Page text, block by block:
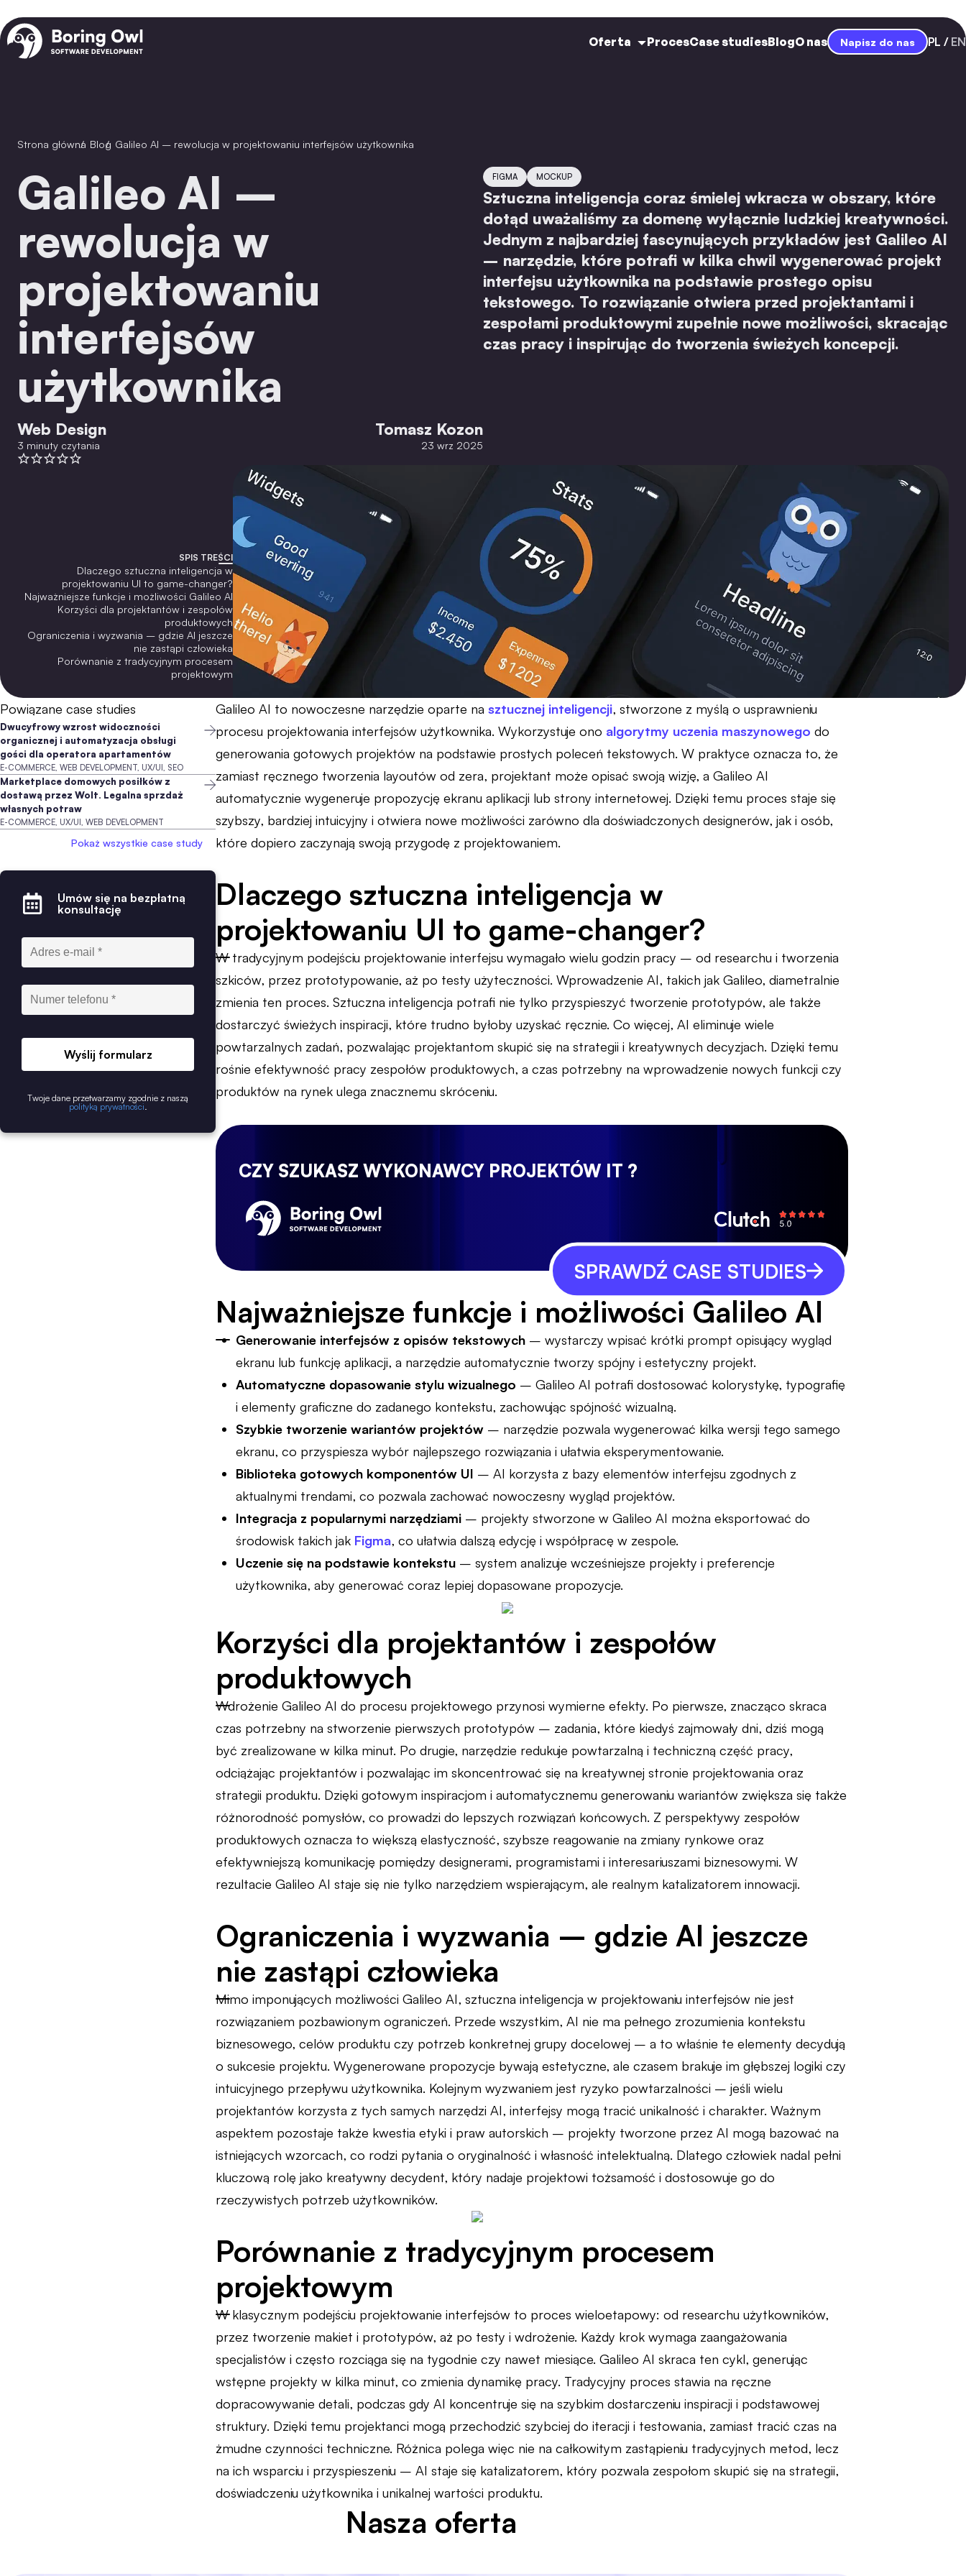
Oferta ProcesCase studiesBlogO nas Napisz do nas PL EN
Strona główna
/ Blog
/ Galileo AI – rewolucja w projektowaniu interfejsów użytkownika
Galileo AI –
rewolucja w
projektowaniu
interfejsów
użytkownika
Web Design
3 minuty czytania
Tomasz Kozon
23 wrz 2025
FIGMA MOCKUP
Sztuczna inteligencja coraz śmielej wkracza w obszary, które
dotąd uważaliśmy za domenę wyłącznie ludzkiej kreatywności.
Jednym z najbardziej fascynujących przykładów jest Galileo AI
– narzędzie, które potrafi w kilka chwil wygenerować projekt
interfejsu użytkownika na podstawie prostego opisu
tekstowego. To rozwiązanie otwiera przed projektantami i
zespołami produktowymi zupełnie nowe możliwości, skracając
czas pracy i inspirując do tworzenia świeżych koncepcji.
SPIS TREŚCI
Dlaczego sztuczna inteligencja w
projektowaniu UI to game-changer?
Najważniejsze funkcje i możliwości Galileo AI
Korzyści dla projektantów i zespołów
produktowych
Ograniczenia i wyzwania – gdzie AI jeszcze
nie zastąpi człowieka
Porównanie z tradycyjnym procesem
projektowym
Powiązane case studies
Dwucyfrowy wzrost widoczności
organicznej i automatyzacja obsługi
gości dla operatora apartamentów
E-COMMERCE, WEB DEVELOPMENT, UX/UI, SEO
Marketplace domowych posiłków z
dostawą przez Wolt. Legalna sprzdaż
własnych potraw
E-COMMERCE, UX/UI, WEB DEVELOPMENT
Pokaż wszystkie case study
Umów się na bezpłatną
konsultację
Wyślij formularz
Twoje dane przetwarzamy zgodnie z naszą
polityką prywatności
Galileo AI to nowoczesne narzędzie oparte na sztucznej inteligencji, stworzone z myślą o usprawnieniu
procesu projektowania interfejsów użytkownika. Wykorzystuje ono algorytmy uczenia maszynowego do
generowania gotowych projektów na podstawie prostych poleceń tekstowych. W praktyce oznacza to, że
zamiast ręcznego tworzenia layoutów od zera, projektant może opisać swoją wizję, a Galileo AI
automatycznie wygeneruje propozycję ekranu aplikacji lub strony internetowej. Dzięki temu proces staje się
szybszy, bardziej intuicyjny i otwiera nowe możliwości zarówno dla doświadczonych designerów, jak i osób,
które dopiero zaczynają swoją przygodę z projektowaniem.
Dlaczego sztuczna inteligencja w
projektowaniu UI to game-changer?
W tradycyjnym podejściu projektowanie interfejsu wymagało wielu godzin pracy – od researchu i tworzenia
szkiców, przez prototypowanie, aż po testy użyteczności. Wprowadzenie AI, takich jak Galileo, diametralnie
zmienia ten proces. Sztuczna inteligencja potrafi nie tylko przyspieszyć tworzenie prototypów, ale także
dostarczyć świeżych inspiracji, które trudno byłoby uzyskać ręcznie. Co więcej, AI eliminuje wiele
powtarzalnych zadań, pozwalając projektantom skupić się na strategii i kreatywnych decyzjach. Dzięki temu
rośnie efektywność pracy zespołów produktowych, a czas potrzebny na wprowadzenie nowych funkcji czy
produktów na rynek ulega znacznemu skróceniu.
CZY SZUKASZ WYKONAWCY PROJEKTÓW IT ?
SPRAWDŹ CASE STUDIES
Najważniejsze funkcje i możliwości Galileo AI
Generowanie interfejsów z opisów tekstowych – wystarczy wpisać krótki prompt opisujący wygląd
ekranu lub funkcję aplikacji, a narzędzie automatycznie tworzy spójny i estetyczny projekt.
Automatyczne dopasowanie stylu wizualnego – Galileo AI potrafi dostosować kolorystykę, typografię
i elementy graficzne do zadanego kontekstu, zachowując spójność wizualną.
Szybkie tworzenie wariantów projektów – narzędzie pozwala wygenerować kilka wersji tego samego
ekranu, co przyspiesza wybór najlepszego rozwiązania i ułatwia eksperymentowanie.
Biblioteka gotowych komponentów UI – AI korzysta z bazy elementów interfejsu zgodnych z
aktualnymi trendami, co pozwala zachować nowoczesny wygląd projektów.
Integracja z popularnymi narzędziami – projekty stworzone w Galileo AI można eksportować do
środowisk takich jak Figma, co ułatwia dalszą edycję i współpracę w zespole.
Uczenie się na podstawie kontekstu – system analizuje wcześniejsze projekty i preferencje
użytkownika, aby generować coraz lepiej dopasowane propozycje.
Korzyści dla projektantów i zespołów
produktowych
Wdrożenie Galileo AI do procesu projektowego przynosi wymierne efekty. Po pierwsze, znacząco skraca
czas potrzebny na stworzenie pierwszych prototypów – zadania, które kiedyś zajmowały dni, dziś mogą
być zrealizowane w kilka minut. Po drugie, narzędzie redukuje powtarzalną i techniczną część pracy,
odciążając projektantów i pozwalając im skoncentrować się na kreatywnej stronie projektowania oraz
strategii produktu. Dzięki gotowym inspiracjom i automatycznemu generowaniu wariantów zwiększa się także
różnorodność pomysłów, co prowadzi do lepszych rozwiązań końcowych. Z perspektywy zespołów
produktowych oznacza to większą elastyczność, szybsze reagowanie na zmiany rynkowe oraz
efektywniejszą komunikację pomiędzy designerami, programistami i interesariuszami biznesowymi. W
rezultacie Galileo AI staje się nie tylko narzędziem wspierającym, ale realnym katalizatorem innowacji.
Ograniczenia i wyzwania – gdzie AI jeszcze
nie zastąpi człowieka
Mimo imponujących możliwości Galileo AI, sztuczna inteligencja w projektowaniu interfejsów nie jest
rozwiązaniem pozbawionym ograniczeń. Przede wszystkim, AI nie ma pełnego zrozumienia kontekstu
biznesowego, celów produktu czy potrzeb konkretnej grupy docelowej – a to właśnie te elementy decydują
o sukcesie projektu. Wygenerowane propozycje bywają estetyczne, ale czasem brakuje im głębszej logiki czy
intuicyjnego przepływu użytkownika. Kolejnym wyzwaniem jest ryzyko powtarzalności – jeśli wielu
projektantów korzysta z tych samych narzędzi AI, interfejsy mogą tracić unikalność i charakter. Ważnym
aspektem pozostaje także kwestia etyki i praw autorskich – projekty tworzone przez AI mogą bazować na
istniejących wzorcach, co rodzi pytania o oryginalność i własność intelektualną. Dlatego człowiek nadal pełni
kluczową rolę jako kreatywny decydent, który nadaje projektowi tożsamość i dostosowuje go do
rzeczywistych potrzeb użytkowników.
Porównanie z tradycyjnym procesem
projektowym
W klasycznym podejściu projektowanie interfejsów to proces wieloetapowy: od researchu użytkowników,
przez tworzenie makiet i prototypów, aż po testy i wdrożenie. Każdy krok wymaga zaangażowania
specjalistów i często rozciąga się na tygodnie czy nawet miesiące. Galileo AI skraca ten cykl, generując
wstępne projekty w kilka minut, co zmienia dynamikę pracy. Tradycyjny proces stawia na ręczne
dopracowywanie detali, podczas gdy AI koncentruje się na szybkim dostarczeniu inspiracji i podstawowej
struktury. Dzięki temu projektanci mogą przechodzić szybciej do iteracji i testowania, zamiast tracić czas na
żmudne czynności techniczne. Różnica polega więc nie na całkowitym zastąpieniu tradycyjnych metod, lecz
na ich wsparciu i przyspieszeniu – AI staje się katalizatorem, który pozwala zespołom skupić się na strategii,
doświadczeniu użytkownika i unikalnej wartości produktu.
Nasza oferta